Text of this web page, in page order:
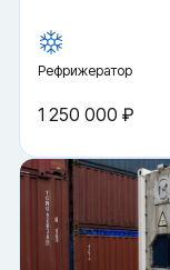
Рефрижератор
1 250 000 ₽